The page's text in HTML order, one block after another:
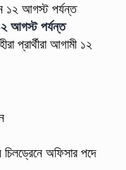
আগস্ট পর্যন্ত
প্রার্থীরা আগামী ১২
অফিসার পদে